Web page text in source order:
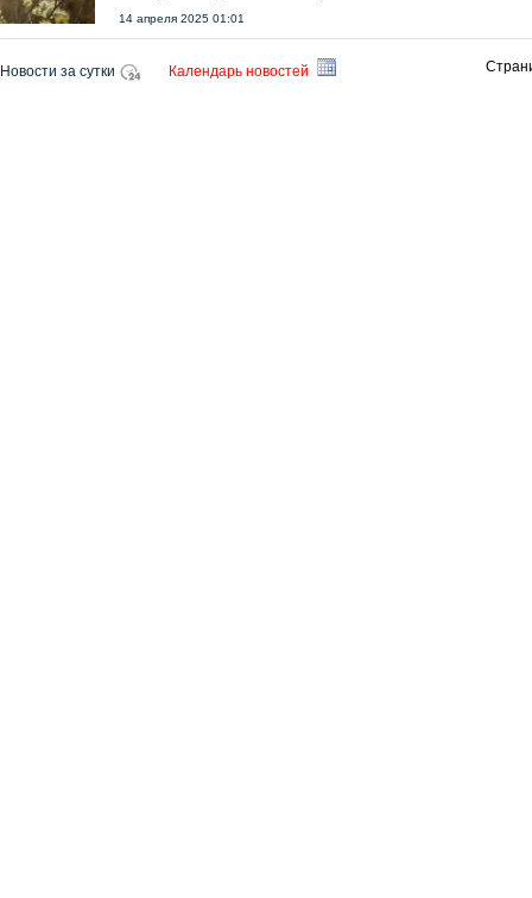
14 апреля 2025 01:01
Новости за сутки Календарь новостей